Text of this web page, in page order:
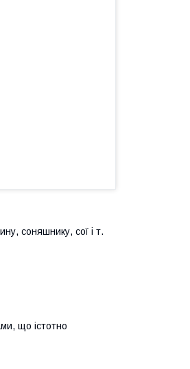
соняшнику, сої і т.
що істотно